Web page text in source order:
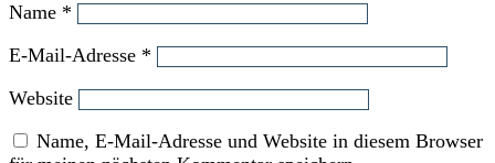
Name *
E-Mail-Adresse *
Website
Name, E-Mail-Adresse und Website in diesem Browser